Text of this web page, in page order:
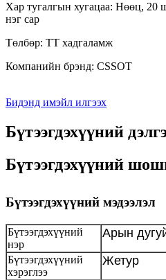
Хар тугалгын хугацаа: Нөөц, 20
нэг сар
Төлбөр: TT хадгаламж
Компанийн брэнд: CSSOT
Бидэнд имэйл илгээх
Бүтээгдэхүүний
Бүтээгдэхүүний
Бүтээгдэхүүний мэдээлэл
Бүтээгдэхүүний
нэр
Арын
Бүтээгдэхүүний
хэрэглээ
Жетур